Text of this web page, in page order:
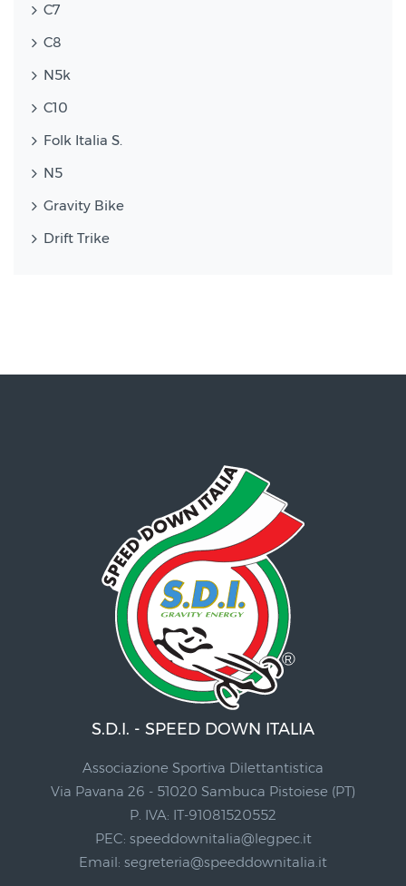
C7
C8
N5k
C10
Folk Italia S.
N5
Gravity Bike
Drift Trike
S.D.I. - SPEED DOWN ITALIA
Associazione Sportiva Dilettantistica
Via Pavana 26 - 51020 Sambuca Pistoiese (PT)
P. IVA: IT-91081520552
PEC: speeddownitalia@legpec.it
Email: segreteria@speeddownitalia.it